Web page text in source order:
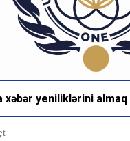
xəbər yeniliklərini